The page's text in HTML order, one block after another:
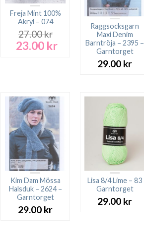
Freja Mint 100%
Akryl – 074
27.00kr
Det
23.00 krDet
nuvarande
Raggsocksgarn
Maxi Denim
Barntröja – 2395 –
Garntorget
29.00 kr
Kim Dam Mössa
Halsduk – 2624 –
Garntorget
29.00 kr
Lisa 8/4 Lime – 83
Garntorget
29.00 kr